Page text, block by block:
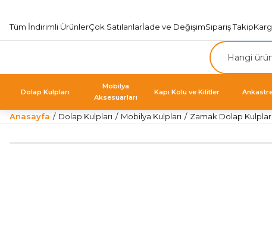
Tüm İndirimli ÜrünlerÇok Satılanlarİade ve DeğişimSipariş Takip
Dolap Kulpları
Mobilya
Aksesuarları
Kapı Kolu ve Kilitler
Anasayfa Dolap Kulpları Mobilya Kulpları Zamak Dolap Kulpları